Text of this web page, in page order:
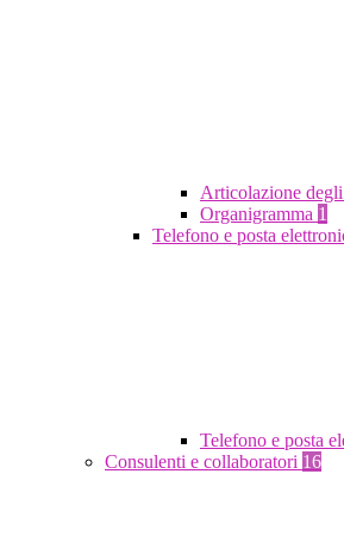
Articolazione
Organigramma 1
Telefono e posta
Telefono e posta
Consulenti e collaboratori 16